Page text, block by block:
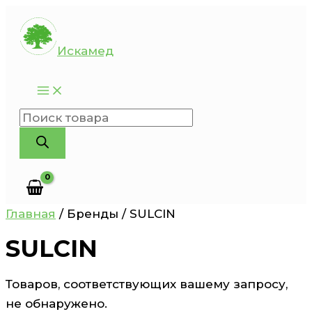
Перейти
содержимому
Искамед
Поиск
товаров
Главная / Бренды / SULCIN
SULCIN
Товаров, соответствующих вашему запросу,
не обнаружено.